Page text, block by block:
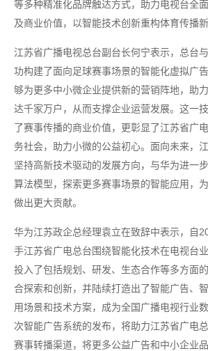
等多种精准化品牌触达方式，助力电视台全
及商业价值，以智能技术创新重构体育传播新
江苏省广播电视总台副台长何宁表示，总台
功构建了面向足球赛事场景的智能化虚拟广
够为更多中小微企业提供新的营销阵地，助
达千家万户，从而支撑企业运营发展。这一
了赛事传播的商业价值，更彰显了江苏省广
务社会，助力小微的公益初心。面向未来，
坚持高新技术驱动的发展方向，与华为进一
算法模型，探索更多赛事场景的智能应用，
做出更大贡献。
华为江苏政企总经理袁立在致辞中表示，自
手江苏省广电总台围绕智能化技术在电视台
投入了包括规划、研发、生态合作等多方面
合探索和创新，并陆续打造出了智能广告、
用场景和技术方案，成为全国广播电视行业
次智能广告系统的发布，将助力江苏省广电
赛事转播渠道，将更多公益广告和中小企业